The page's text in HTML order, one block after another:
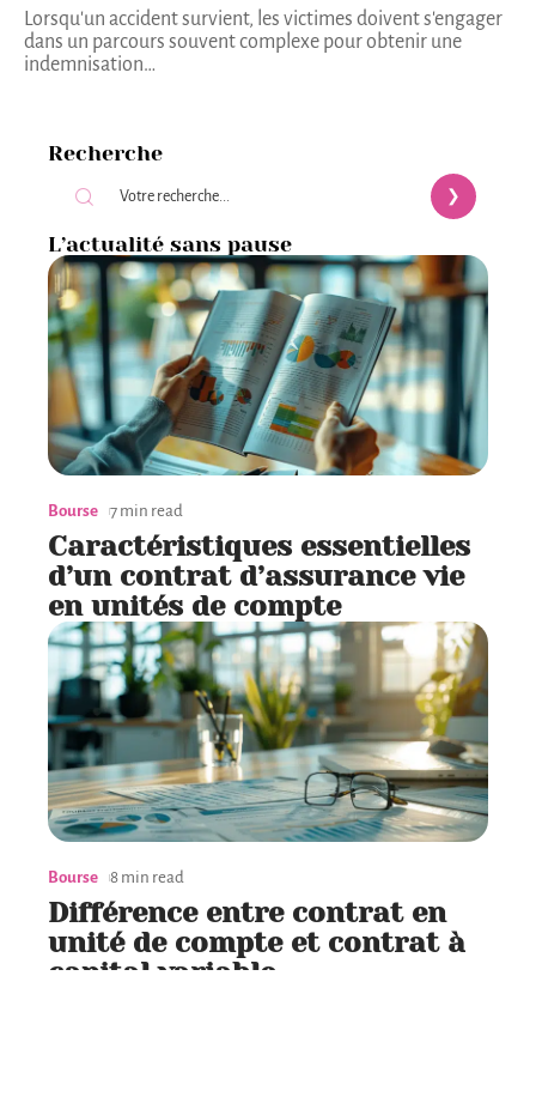
Lorsqu'un accident survient, les victimes doivent s'engager
dans un parcours souvent complexe pour obtenir une
indemnisation…
Recherche
L’actualité sans pause
Bourse 7 min read
Caractéristiques essentielles
d’un contrat d’assurance vie
en unités de compte
Bourse 8 min read
Différence entre contrat en
unité de compte et contrat à
capital variable